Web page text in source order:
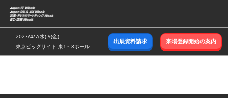
ス
キ
ッ
し
む
2027/4/7(水)-9(金)
東京ビッグサイト 東1～8ホール
出展資料請求 来場登録開始の案内